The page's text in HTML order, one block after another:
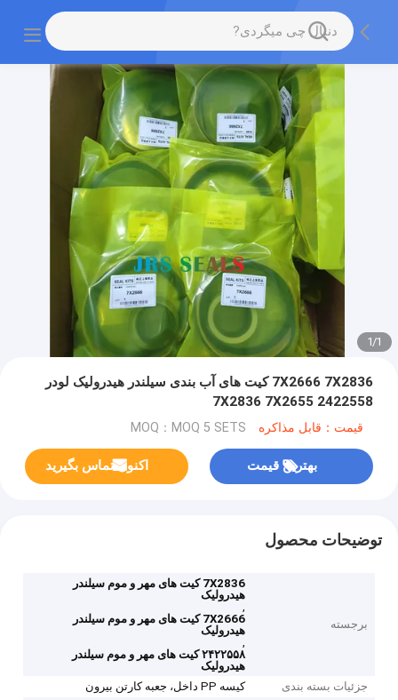
1
/
1
7X2666 7X2836 کیت های آب بندی سیلندر هیدرولیک لودر
2422558 7X2836 7X2655
قیمت：قابل مذاکره MOQ：MOQ 5 SETS
بهترین قیمت اکنون تماس بگیرید
توضیحات محصول
برجسته
7X2836 کیت های مهر و موم سیلندر
هیدرولیک
,
7X2666 کیت های مهر و موم سیلندر
هیدرولیک
,
۲۴۲۲۵۵۸ کیت های مهر و موم سیلندر
هیدرولیک
جزئیات بسته بندی
کیسه PP داخل، جعبه کارتن بیرون